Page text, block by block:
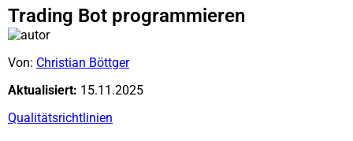
Trading Bot programmieren
Von: Christian Böttger
Aktualisiert: 15.11.2025
Qualitätsrichtlinien